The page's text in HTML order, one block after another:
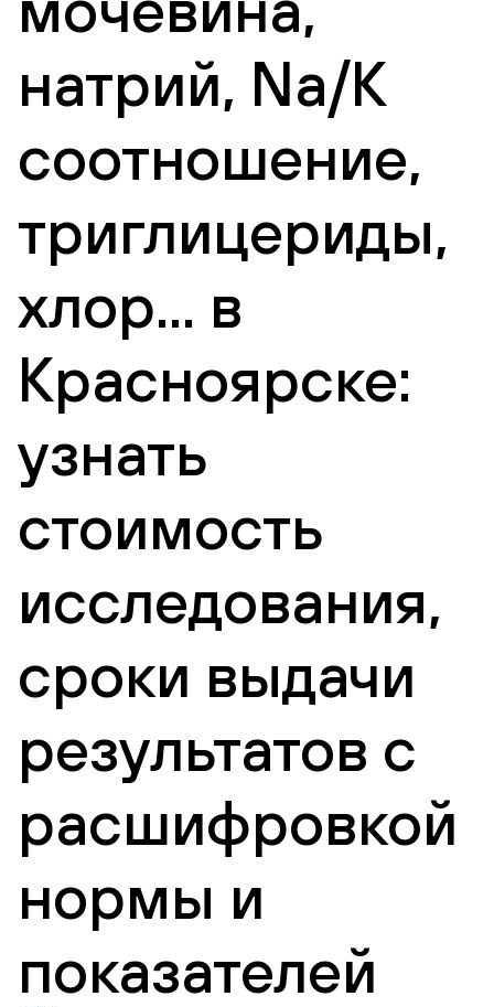
натрий, Na/K
соотношение,
триглицериды,
хлор... в
Красноярске:
узнать
стоимость
исследования,
сроки выдачи
результатов с
расшифровкой
нормы и
показателей